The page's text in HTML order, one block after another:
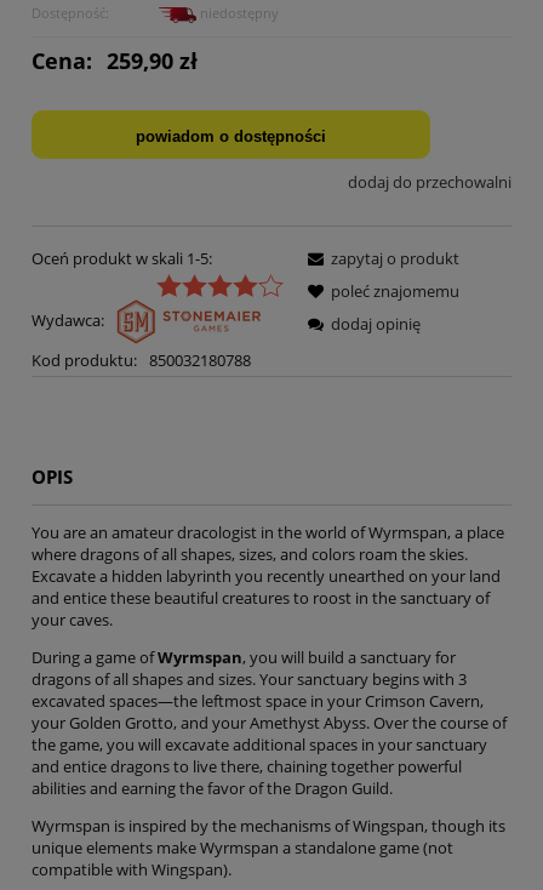
Dostępność: niedostępny
Cena: 259,90 zł
powiadom o dostępności
dodaj do przechowalni
Oceń produkt w skali 1-5:
Wydawca:
Kod produktu: 850032180788
zapytaj o produkt
poleć znajomemu
dodaj opinię
OPIS
You are an amateur dracologist in the world of Wyrmspan, a place
where dragons of all shapes, sizes, and colors roam the skies.
Excavate a hidden labyrinth you recently unearthed on your land
and entice these beautiful creatures to roost in the sanctuary of
your caves.
During a game ofWyrmspan, you will build a sanctuary for
dragons of all shapes and sizes. Your sanctuary begins with 3
excavated spaces—the leftmost space in your Crimson Cavern,
your Golden Grotto, and your Amethyst Abyss. Over the course of
the game, you will excavate additional spaces in your sanctuary
and entice dragons to live there, chaining together powerful
abilities and earning the favor of the Dragon Guild.
Wyrmspan is inspired by the mechanisms of Wingspan, though its
unique elements make Wyrmspan a standalone game (not
compatible with Wingspan).